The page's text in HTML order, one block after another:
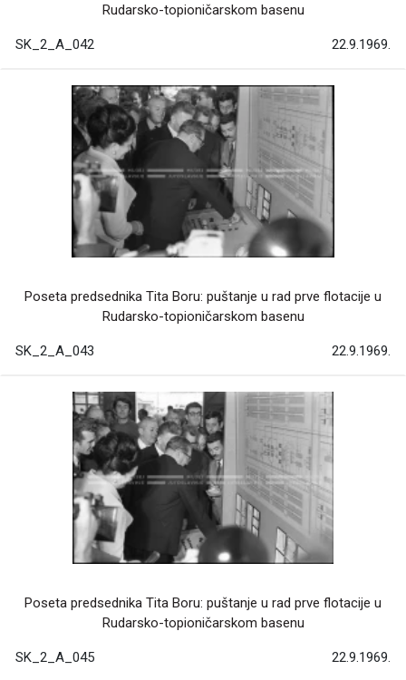
Rudarsko-topioničarskom basenu
SK_2_A_042 22.9.1969.
Poseta predsednika Tita Boru: puštanje u rad prve flotacije u
Rudarsko-topioničarskom basenu
SK_2_A_043 22.9.1969.
Poseta predsednika Tita Boru: puštanje u rad prve flotacije u
Rudarsko-topioničarskom basenu
SK_2_A_045 22.9.1969.